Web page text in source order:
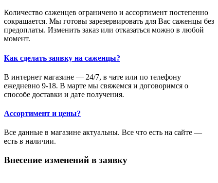
Количество саженцев ограничено и ассортимент постепенно
сокращается. Мы готовы зарезервировать для Вас саженцы без
предоплаты. Изменить заказ или отказаться можно в любой
момент.
Как сделать заявку на саженцы?
В интернет магазине — 24/7, в чате или по телефону
ежедневно 9-18. В марте мы свяжемся и договоримся о
способе доставки и дате получения.
Ассортимент и цены?
Все данные в магазине актуальны. Все что есть на сайте —
есть в наличии.
Внесение изменений в заявку